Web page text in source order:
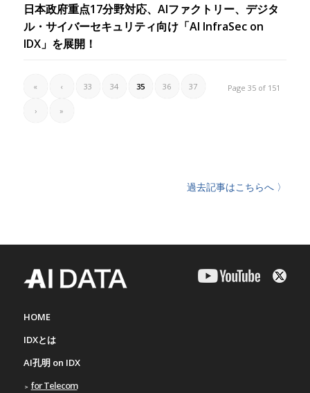
日本政府重点17分野対応、AIファクトリー、デジタ
ル・サイバーセキュリティ向け「AI InfraSec on
IDX」を展開！
Page 35 of 151
« ‹ 33 34 35 36 37
› »
過去記事はこちらへ 〉
HOME
IDXとは
AI孔明 on IDX
for Telecom